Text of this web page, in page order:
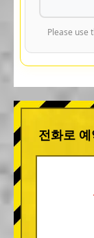
Please use
전화로